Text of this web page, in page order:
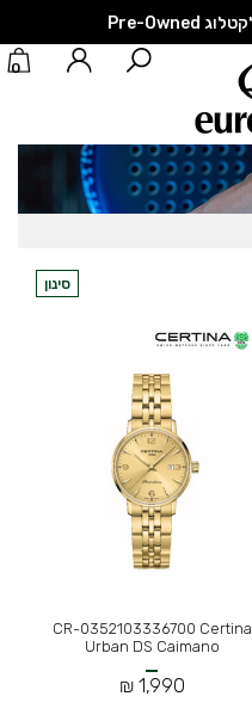
0
סינון
CR-0352103336700 Certina
Urban DS Caimano
1,990 ₪